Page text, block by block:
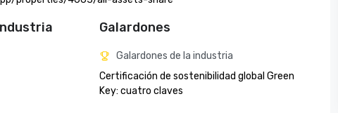
Galardones
Galardones de la industria
Certificación de sostenibilidad global Green
Key: cuatro claves